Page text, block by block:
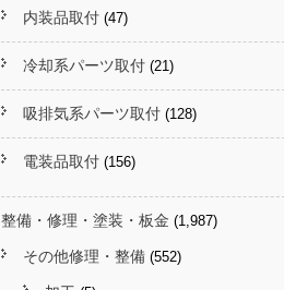
内装品取付 (47)
冷却系パーツ取付 (21)
吸排気系パーツ取付 (128)
電装品取付 (156)
整備・修理・塗装・板金 (1,987)
その他修理・整備 (552)